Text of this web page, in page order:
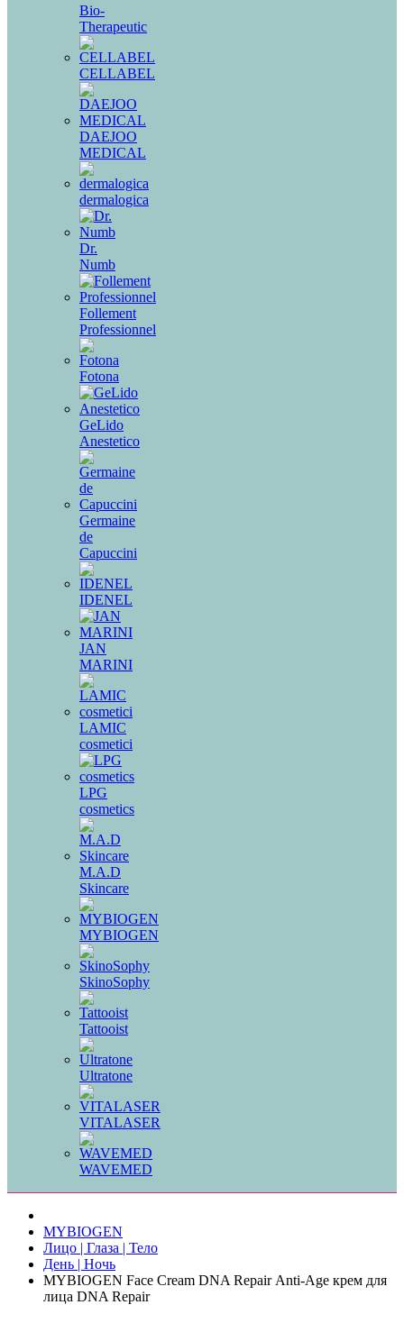
Bio-
Therapeutic
CELLABEL
DAEJOO
MEDICAL
dermalogica
Dr.
Numb
Follement
Professionnel
Fotona
GeLido
Anestetico
Germaine
de
Capuccini
IDENEL
JAN
MARINI
LAMIC
cosmetici
LPG
cosmetics
M.A.D
Skincare
MYBIOGEN
SkinoSophy
Tattooist
Ultratone
VITALASER
WAVEMED
MYBIOGEN
Лицо | Глаза | Тело
День | Ночь
MYBIOGEN Face Cream DNA Repair Аnti-Age крем для
лица DNA Repair